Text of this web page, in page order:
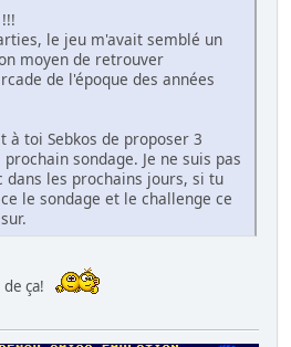
le jeu m'avait semblé un
moyen de retrouver
de l'époque des années
à toi Sebkos de proposer 3
sondage. Je ne suis pas
dans les prochains jours, si tu
le sondage et le challenge ce
de ça!